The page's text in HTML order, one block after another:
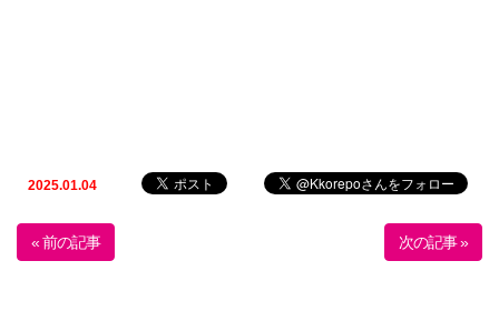
2025.01.04
« 前の記事 次の記事 »